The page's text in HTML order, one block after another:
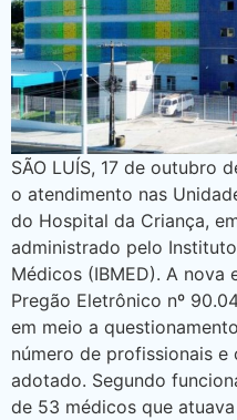
SÃO LUÍS, 17 de outubro
o atendimento nas
do Hospital da Criança,
administrado pelo
Médicos (IBMED). A nova
Pregão Eletrônico nº
em meio a
número de profissionais
adotado. Segundo
de 53 médicos que